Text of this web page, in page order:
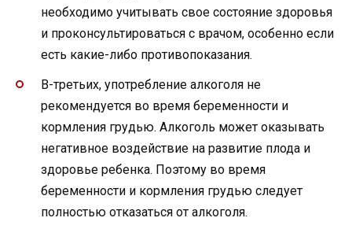
необходимо учитывать свое состояние здоровья
и проконсультироваться с врачом, особенно если
есть какие-либо противопоказания.
В-третьих, употребление алкоголя не
рекомендуется во время беременности и
кормления грудью. Алкоголь может оказывать
негативное воздействие на развитие плода и
здоровье ребенка. Поэтому во время
беременности и кормления грудью следует
полностью отказаться от алкоголя.